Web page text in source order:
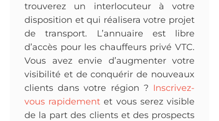
trouverez un interlocuteur à votre
disposition et qui réalisera votre projet
de transport. L’annuaire est libre
d’accès pour les chauffeurs privé VTC.
Vous avez envie d’augmenter votre
visibilité et de conquérir de nouveaux
clients dans votre région ? Inscrivez-
vous rapidement et vous serez visible
de la part des clients et des prospects